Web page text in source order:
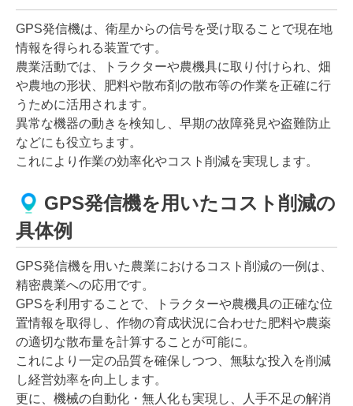
GPS発信機は、衛星からの信号を受け取ることで現在地
情報を得られる装置です。
農業活動では、トラクターや農機具に取り付けられ、畑
や農地の形状、肥料や散布剤の散布等の作業を正確に行
うために活用されます。
異常な機器の動きを検知し、早期の故障発見や盗難防止
などにも役立ちます。
これにより作業の効率化やコスト削減を実現します。
GPS発信機を用いたコスト削減の
具体例
GPS発信機を用いた農業におけるコスト削減の一例は、
精密農業への応用です。
GPSを利用することで、トラクターや農機具の正確な位
置情報を取得し、作物の育成状況に合わせた肥料や農薬
の適切な散布量を計算することが可能に。
これにより一定の品質を確保しつつ、無駄な投入を削減
し経営効率を向上します。
更に、機械の自動化・無人化も実現し、人手不足の解消